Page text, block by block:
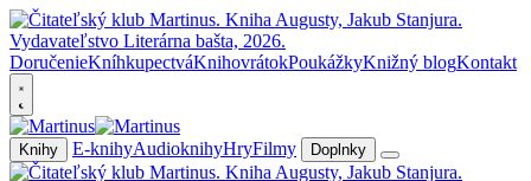
DoručenieKníhkupectváKnihovrátokPoukážkyKnižný blogKontakt
Knihy E-knihyAudioknihyHryFilmy Doplnky